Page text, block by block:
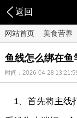
返回
网站首页 美食营养
鱼线怎么绑在鱼
时间：2026-04-28
1、首先将主线